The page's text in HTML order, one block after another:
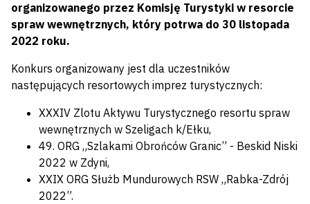
organizowanego przez Komisję Turystyki w resorcie
spraw wewnętrznych, który potrwa do 30 listopada
2022 roku.
Konkurs organizowany jest dla uczestników
następujących resortowych imprez turystycznych:
XXXIV Zlotu Aktywu Turystycznego resortu spraw
wewnętrznych w Szeligach k/Ełku,
49. ORG „Szlakami Obrońców Granic” - Beskid Niski
2022 w Zdyni,
XXIX ORG Służb Mundurowych RSW „Rabka-Zdrój
2022”.